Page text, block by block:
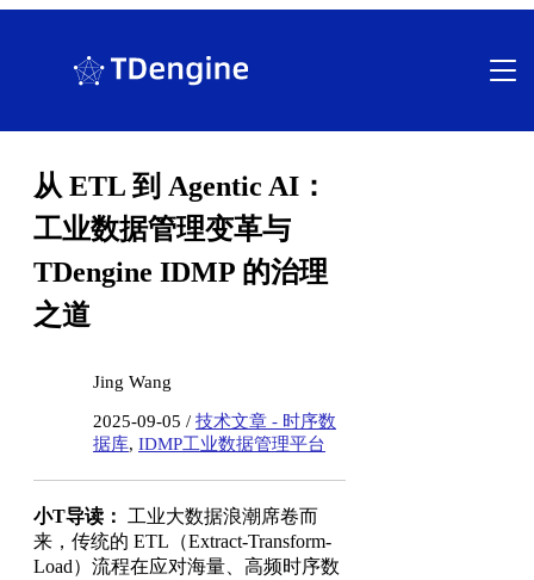
从 ETL 到 Agentic AI：
工业数据管理变革与
TDengine IDMP 的治理
之道
Jing Wang
2025-09-05 / 技术文章 - 时序数
据库, IDMP工业数据管理平台
小T导读：
工业大数据浪潮席卷而
来，传统的 ETL（Extract-Transform-
Load）流程在应对海量、高频时序数